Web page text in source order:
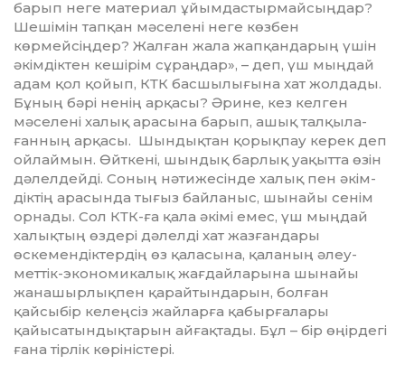
барып неге материал ұйым­дас­тыр­майсыңдар?
Шешімін тапқан мәселені неге көзбен
көрмейсіңдер? Жалған жа­ла жапқандарың үшін
әкімдіктен ке­шірім сұраңдар», – деп, үш мыңдай
адам қол қойып, КТК басшылығына хат жолдады.
Бұның бәрі ненің арқа­сы? Әрине, кез келген
мәселені ха­лық­ арасына барып, ашық тал­қы­ла­
ғанның арқасы. Шын­­­­­­дықтан қорықпау керек деп
ойлаймын. Өйткені, шын­дық бар­лық уақытта өзін
дәлел­дейді. Со­ның нәтижесінде халық пен әкім­
діктің арасында тығыз байланыс, шынайы сенім
орнады. Сол КТК-ға қала әкімі емес, үш мыңдай
халықтың өз­дері дәлелді хат жазғандары
өскемен­дік­тердің өз қаласына, қаланың әлеу­
меттік-экономикалық жағдайларына шынайы
жанашырлықпен қарайтын­дарын, болған
қайсыбір келеңсіз жай­ларға қабырғалары
қайысатын­дық­тарын айғақтады. Бұл – бір өңірдегі
ғана тірлік көріністері.